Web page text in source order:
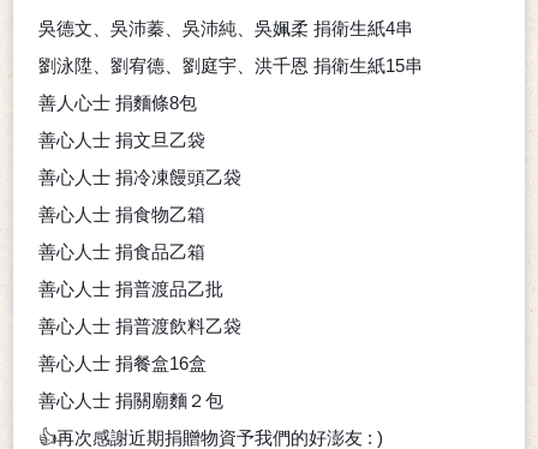
吳德文、吳沛蓁、吳沛純、吳姵柔 捐衛生紙4串
劉泳陞、劉宥德、劉庭宇、洪千恩 捐衛生紙15串
善人心士 捐麵條8包
善心人士 捐文旦乙袋
善心人士 捐冷凍饅頭乙袋
善心人士 捐食物乙箱
善心人士 捐食品乙箱
善心人士 捐普渡品乙批
善心人士 捐普渡飲料乙袋
善心人士 捐餐盒16盒
善心人士 捐關廟麵２包
👍️再次感謝近期捐贈物資予我們的好澎友 : )